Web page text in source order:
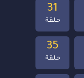
35
حلقة
31
حلقة